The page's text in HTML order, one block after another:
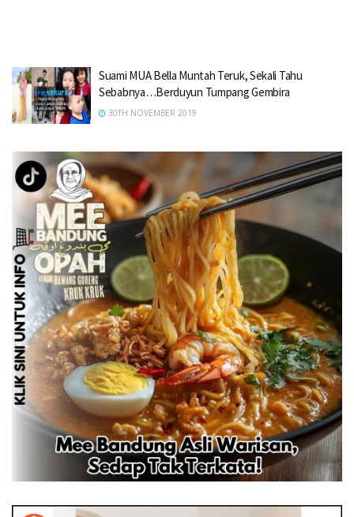
Suami MUA Bella Muntah Teruk, Sekali Tahu
Sebabnya…Berduyun Tumpang Gembira
30TH NOVEMBER 2019